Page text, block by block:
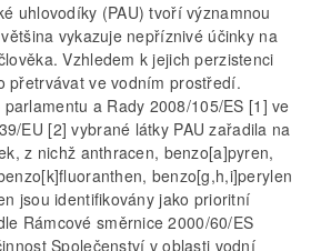
uhlovodíky (PAU) tvoří významnou
vykazuje nepříznivé účinky na
Vzhledem k jejich perzistenci
přetrvávat ve vodním prostředí.
a Rady 2008/105/ES [1] ve
EU [2] vybrané látky PAU zařadila na
z nichž anthracen, benzo[a]pyren,
benzo[g,h,i]perylen
jsou identifikovány jako prioritní
Rámcové směrnice 2000/60/ES
Společenství v oblasti vodní